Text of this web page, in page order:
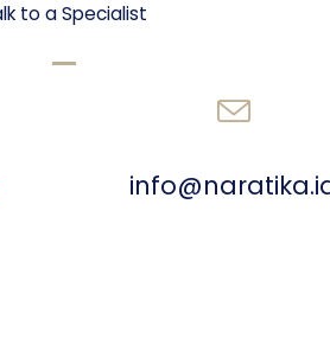
to a Specialist